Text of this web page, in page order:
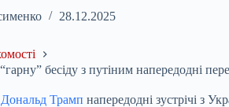
28.12.2025
бесіду з путіним напередодні
Дональд Трамп напередодні зустрічі з